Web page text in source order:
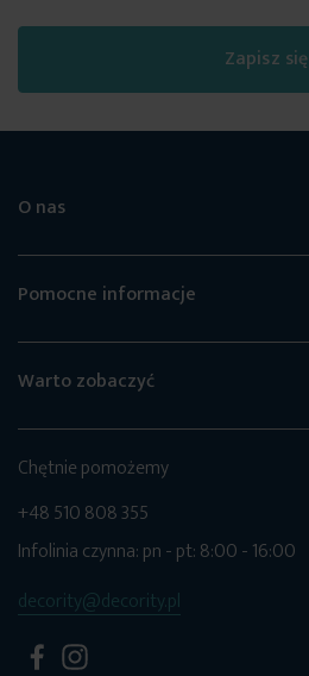
Zapisz się
O nas
Pomocne informacje
Warto zobaczyć
Chętnie pomożemy
+48 510 808 355
Infolinia czynna: pn - pt: 8:00 - 16:00
decority@decority.pl